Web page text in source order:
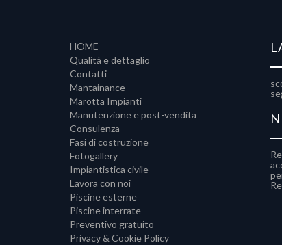
HOME
Qualità e dettaglio
Contatti
Mantainance
Marotta Impianti
Manutenzione e post-vendita
Consulenza
Fasi di costruzione
Fotogallery
Impiantistica civile
Lavora con noi
Piscine esterne
Piscine interrate
Preventivo gratuito
Privacy & Cookie Policy